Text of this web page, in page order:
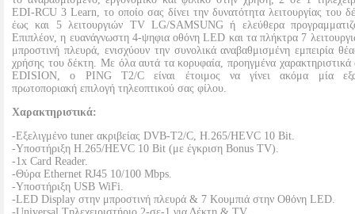
EDI-RCU 3 Learn, το οποίο σας δίνει την δυνατότητα λειτουργίας του
έως και 5 λειτουργιών TV LG/SAMSUNG ή ελεύθερα
Επιπλέον, η ευανάγνωστη 4-ψηφια οθόνη LED και τα πλήκτρα 7
μπροστινή πλευρά, ενισχύουν την συνολικά αναβαθμισμένη εμπειρία
χρήσης του δέκτη. Με όλα αυτά τα κορυφαία, προηγμένα χαρακτηριστικά
EDISION, ο PING T2/C είναι έτοιμος να γίνει ακόμα μία
πρωτοποριακή επιλογή τηλεοπτικού σας φίλου.
Χαρακτηριστικά:
-Εξελιγμένο tuner ακριβείας DVB-T2/C, H.265/HEVC 10 Bit.
-Υποστήριξη H.265/HEVC 10 Bit (με έγκριση Bonus TV).
-1x Card Reader.
-Θύρα Ethernet RJ45 10/100 Mbps.
-Υποστήριξη USB WiFi.
-LED Display στην μπροστινή πλευρά & 7 Κουμπιά στην Οθόνη LED.